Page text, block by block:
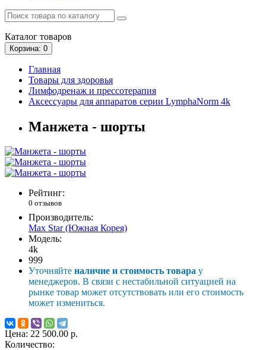
Каталог товаров
Корзина: 0
Главная
Товары для здоровья
Лимфодренаж и прессотерапия
Аксессуары для аппаратов серии LymphaNorm 4k
Манжета - шорты
Рейтинг:
0 отзывов
Производитель:
Max Star (Южная Корея)
Модель:
4k
999
Уточняйте наличие и стоимость товара у
менеджеров. В связи с нестабильной ситуацией на
рынке товар может отсутствовать или его стоимость
может измениться.
Цена: 22 500.00 р.
Количество: